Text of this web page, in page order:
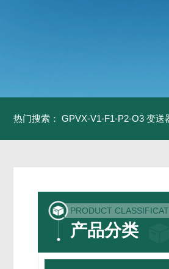
热门搜索： GPVX-V1-F1-P2-O3 变送
PRODUCT
产品分类